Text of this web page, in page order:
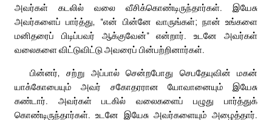
அவர்கள் கடலில் வலை வீசிக்கொண்டிருந்தார்கள். இயேசு
அவர்களைப் பார்த்து, “என் பின்னே வாருங்கள்; நான் உங்களை
மனிதரைப் பிடிப்பவர் ஆக்குவேன்” என்றார். உடனே அவர்கள்
வலைகளை விட்டுவிட்டு அவரைப் பின்பற்றினார்கள்.
பின்னர், சற்று அப்பால் சென்றபோது செபதேயுவின் மகன்
யாக்கோபையும் அவர் சகோதரரான யோவானையும் இயேசு
கண்டார். அவர்கள் படகில் வலைகளைப் பழுது பார்த்துக்
கொண்டிருந்தார்கள். உடனே இயேசு அவர்களையும் அழைத்தார்.